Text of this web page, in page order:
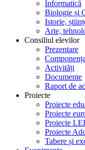
Informatică
Biologie și
Istorie,
Arte,
Consiliul elevilor
Prezentare
Activități
Documente
Raport de
Proiecte
Proiecte
Proiecte
Proiecte
Proiecte
Tabere și